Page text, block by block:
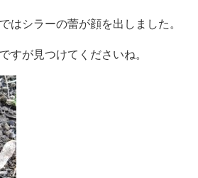
はシラーの蕾が顔を出しました。
すが見つけてくださいね。